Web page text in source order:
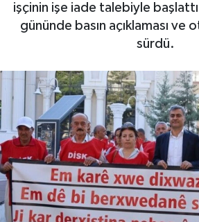
işçinin işe iade talebiyle
gününde basın açıklaması ve
sürdü.
EKONOMİ
Hakkari Haber
İLGİNÇ HABERLER
KADIN
KÜLTÜR SANAT
Son Dakika Haberleri